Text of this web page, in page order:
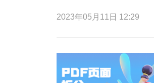
2023年05月11日 12:29